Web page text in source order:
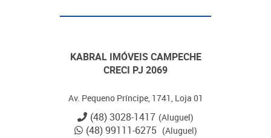
KABRAL IMÓVEIS CAMPECHE
CRECI PJ 2069
Av. Pequeno Príncipe, 1741, Loja 01
(48) 3028-1417 (Aluguel)
(48) 99111-6275 (Aluguel)